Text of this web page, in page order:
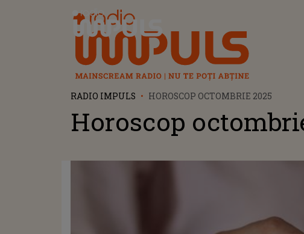
Radio Impuls
RADIO IMPULS HOROSCOP OCTOMBRIE 2025
Horoscop